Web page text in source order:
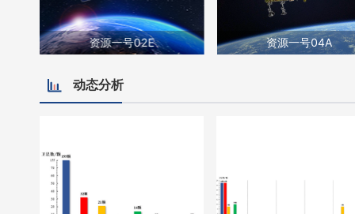
资源一号02E 资源一号04A
动态分析